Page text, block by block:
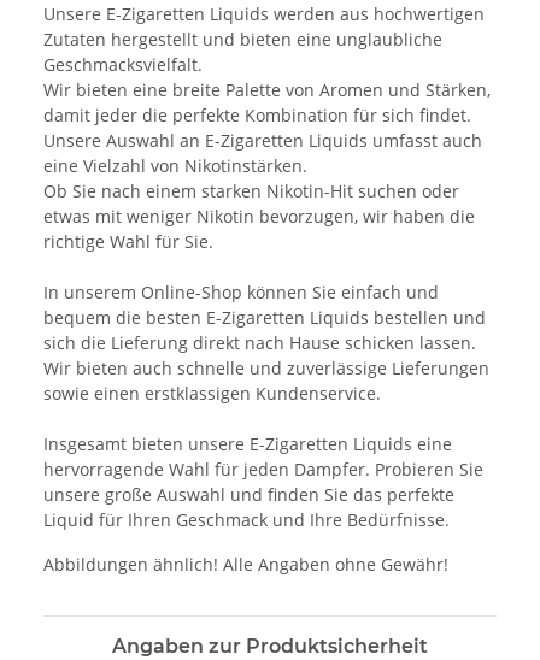
Unsere E-Zigaretten Liquids werden aus hochwertigen
Zutaten hergestellt und bieten eine unglaubliche
Geschmacksvielfalt.
Wir bieten eine breite Palette von Aromen und Stärken,
damit jeder die perfekte Kombination für sich findet.
Unsere Auswahl an E-Zigaretten Liquids umfasst auch
eine Vielzahl von Nikotinstärken.
Ob Sie nach einem starken Nikotin-Hit suchen oder
etwas mit weniger Nikotin bevorzugen, wir haben die
richtige Wahl für Sie.
In unserem Online-Shop können Sie einfach und
bequem die besten E-Zigaretten Liquids bestellen und
sich die Lieferung direkt nach Hause schicken lassen.
Wir bieten auch schnelle und zuverlässige Lieferungen
sowie einen erstklassigen Kundenservice.
Insgesamt bieten unsere E-Zigaretten Liquids eine
hervorragende Wahl für jeden Dampfer. Probieren Sie
unsere große Auswahl und finden Sie das perfekte
Liquid für Ihren Geschmack und Ihre Bedürfnisse.
Abbildungen ähnlich! Alle Angaben ohne Gewähr!
Angaben zur Produktsicherheit